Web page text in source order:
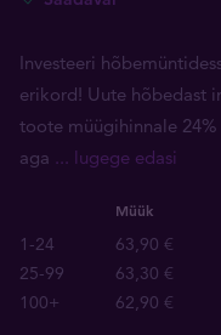
Investeeri
erikord! Uute hõbedast
toote müügihinnale
aga ... lugege edasi
Müük
1-24 63,90 €
25-99
63,30 €
100+
62,90 €